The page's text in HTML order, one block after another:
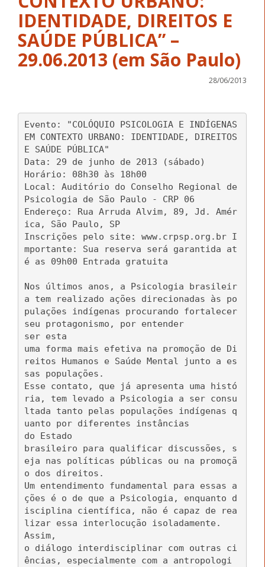
IDENTIDADE, DIREITOS E
SAÚDE PÚBLICA” –
28/06/2013
Evento: "COLÓQUIO PSICOLOGIA E INDÍGENAS
EM CONTEXTO URBANO: IDENTIDADE, DIREITOS
E SAÚDE PÚBLICA"
Data: 29 de junho de 2013 (sábado)
Horário: 08h30 às 18h00
Local: Auditório do Conselho Regional de
Psicologia de São Paulo - CRP 06
Endereço: Rua Arruda Alvim, 89, Jd. Amér
ica, São Paulo, SP
Inscrições pelo site: www.crpsp.org.br I
mportante: Sua reserva será garantida at
é as 09h00 Entrada gratuita
Nos últimos anos, a Psicologia brasileir
a tem realizado ações direcionadas às po
pulações indígenas procurando fortalecer
seu protagonismo, por entender
ser esta
uma forma mais efetiva na promoção de Di
reitos Humanos e Saúde Mental junto a es
sas populações.
Esse contato, que já apresenta uma histó
ria, tem levado a Psicologia a ser consu
ltada tanto pelas populações indígenas q
uanto por diferentes instâncias
do Estado
brasileiro para qualificar discussões, s
eja nas políticas públicas ou na promoçã
o dos direitos.
Um entendimento fundamental para essas a
ções é o de que a Psicologia, enquanto d
isciplina científica, não é capaz de rea
lizar essa interlocução isoladamente.
Assim,
o diálogo interdisciplinar com outras ci
ências, especialmente com a antropologi